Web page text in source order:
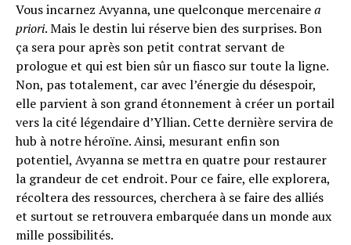
Vous incarnez Avyanna, une quelconque mercenairea
priori. Mais le destin lui réserve bien des surprises. Bon
ça sera pour après son petit contrat servant de
prologue et qui est bien sûr un fiasco sur toute la ligne.
Non, pas totalement, car avec l’énergie du désespoir,
elle parvient à son grand étonnement à créer un portail
vers la cité légendaire d’Yllian. Cette dernière servira de
hub à notre héroïne. Ainsi, mesurant enfin son
potentiel, Avyanna se mettra en quatre pour restaurer
la grandeur de cet endroit. Pour ce faire, elle explorera,
récoltera des ressources, cherchera à se faire des alliés
et surtout se retrouvera embarquée dans un monde aux
mille possibilités.
Flipboard
Reddit
Pinterest
Whatsapp
Email